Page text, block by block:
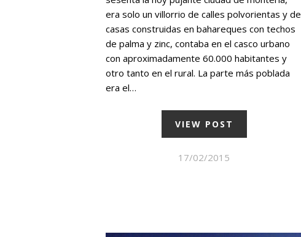
era solo un villorrio de calles polvorientas y de
casas construidas en bahareques con techos
de palma y zinc, contaba en el casco urbano
con aproximadamente 60.000 habitantes y
otro tanto en el rural. La parte más poblada
era el…
VIEW POST
17/02/2015